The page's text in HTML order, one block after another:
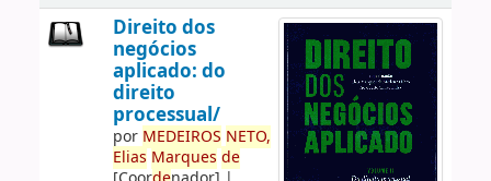
Direito dos
negócios
aplicado: do
direito
processual/
por MEDEIROS NETO,
Elias Marques de